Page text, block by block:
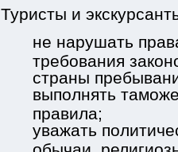
Туристы и
не нарушать
требования
страны
выполнять
правила;
уважать
обычаи,